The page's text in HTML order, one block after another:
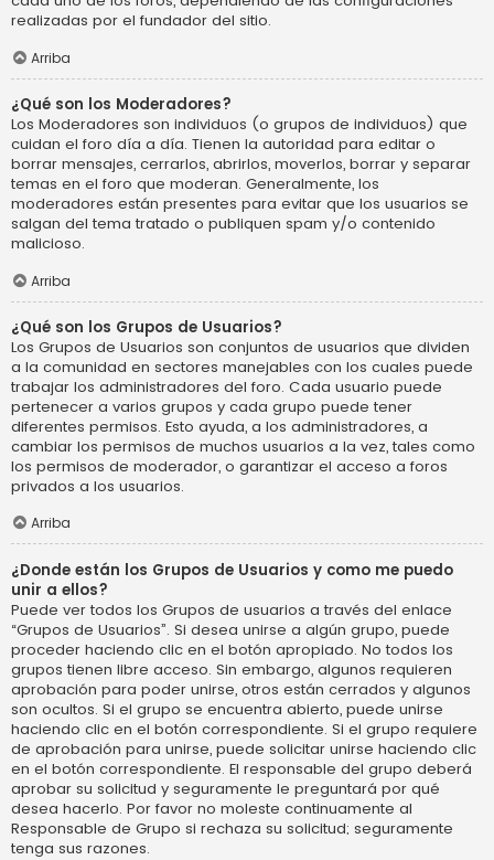
realizadas por el fundador del sitio.
Arriba
¿Qué son los Moderadores?
Los Moderadores son individuos (o grupos de individuos) que
cuidan el foro día a día. Tienen la autoridad para editar o
borrar mensajes, cerrarlos, abrirlos, moverlos, borrar y separar
temas en el foro que moderan. Generalmente, los
moderadores están presentes para evitar que los usuarios se
salgan del tema tratado o publiquen spam y/o contenido
malicioso.
Arriba
¿Qué son los Grupos de Usuarios?
Los Grupos de Usuarios son conjuntos de usuarios que dividen
a la comunidad en sectores manejables con los cuales puede
trabajar los administradores del foro. Cada usuario puede
pertenecer a varios grupos y cada grupo puede tener
diferentes permisos. Esto ayuda, a los administradores, a
cambiar los permisos de muchos usuarios a la vez, tales como
los permisos de moderador, o garantizar el acceso a foros
privados a los usuarios.
Arriba
¿Donde están los Grupos de Usuarios y como me puedo
unir a ellos?
Puede ver todos los Grupos de usuarios a través del enlace
“Grupos de Usuarios”. Si desea unirse a algún grupo, puede
proceder haciendo clic en el botón apropiado. No todos los
grupos tienen libre acceso. Sin embargo, algunos requieren
aprobación para poder unirse, otros están cerrados y algunos
son ocultos. Si el grupo se encuentra abierto, puede unirse
haciendo clic en el botón correspondiente. Si el grupo requiere
de aprobación para unirse, puede solicitar unirse haciendo clic
en el botón correspondiente. El responsable del grupo deberá
aprobar su solicitud y seguramente le preguntará por qué
desea hacerlo. Por favor no moleste continuamente al
Responsable de Grupo si rechaza su solicitud; seguramente
tenga sus razones.